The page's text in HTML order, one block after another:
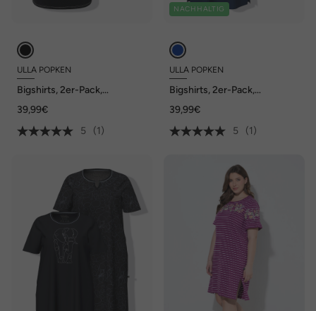
ULLA POPKEN
Bigshirts, 2er-Pack,
Halbarm
39,99€
5
(1)
NACHHALTIG
ULLA POPKEN
Bigshirts, 2er-Pack,
39,99€
5
(1)